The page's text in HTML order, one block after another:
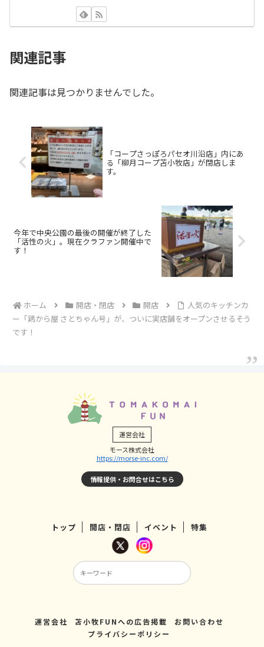
関連記事
関連記事は見つかりませんでした。
「コープさっぽろパセオ川沿店」内にあ
る「柳月コープ苫小牧店」が閉店しま
す。
今年で中央公園の最後の開催が終了した
「活性の火」。現在クラファン開催中で
す！
ホーム 開店・閉店 開店
人気のキッチンカ
ー「鶏から屋 さとちゃん号」が、ついに実店舗をオープンさせるそう
です！
運営会社
モース株式会社
https://morse-inc.com/
情報提供・お問合せはこちら
トップ 開店・閉店 イベント 特集
運営会社 苫小牧FUNへの広告掲載
お問い合わせ
プライバシーポリシー